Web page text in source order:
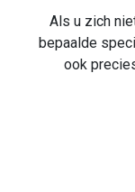
Als u zich
bepaalde
ook